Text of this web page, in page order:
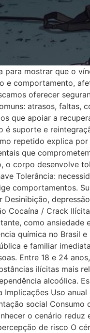
para mostrar que o
e comportamento,
oferecer
atrasos, faltas,
que apoiar a
é suporte e
repetido explica
que
o corpo desenvolve
Tolerância:
comportamentos.
Desinibição,
Cocaína / Crack
como
química no Brasil
e familiar
Entre 18 e 24
ilícitas mais
alcoólica.
Implicações Uso
social Consumo
o cenário
de risco O